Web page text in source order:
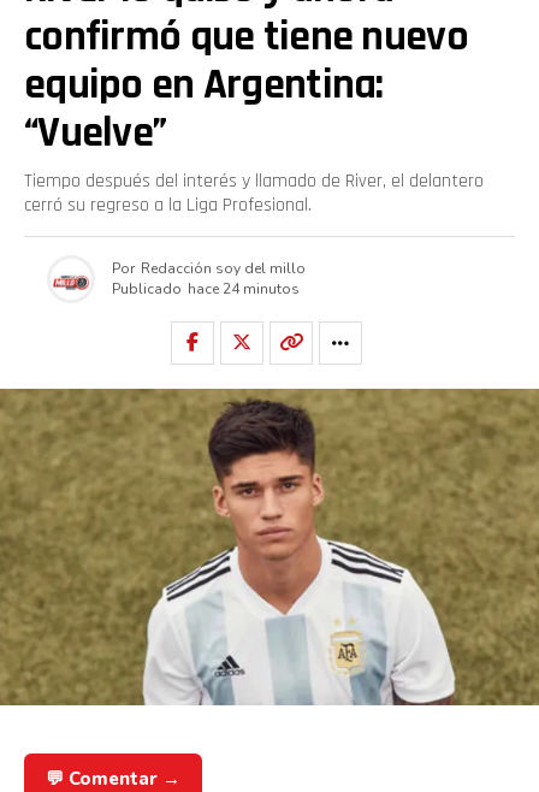
confirmó que tiene nuevo
equipo en Argentina:
“Vuelve”
Tiempo después del interés y llamado de River, el delantero
cerró su regreso a la Liga Profesional.
Por Redacción soy del millo
Publicado hace 24 minutos
💬 Comentar →